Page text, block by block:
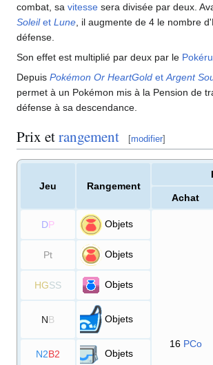
combat, sa vitesse sera divisée par deux.
Soleilet Lune , il augmente de 4 le nombre
défense.
Son effet est multiplié par deux par le
Depuis Pokémon Or HeartGold et Argent
permet à un Pokémon mis à la Pension de
défense à sa descendance.
Prix etrangement [modifier]
Jeu Rangement
Achat
DP Objets
16 PCo
Pt Objets
HGSS Objets
NB Objets
N2B2 Objets